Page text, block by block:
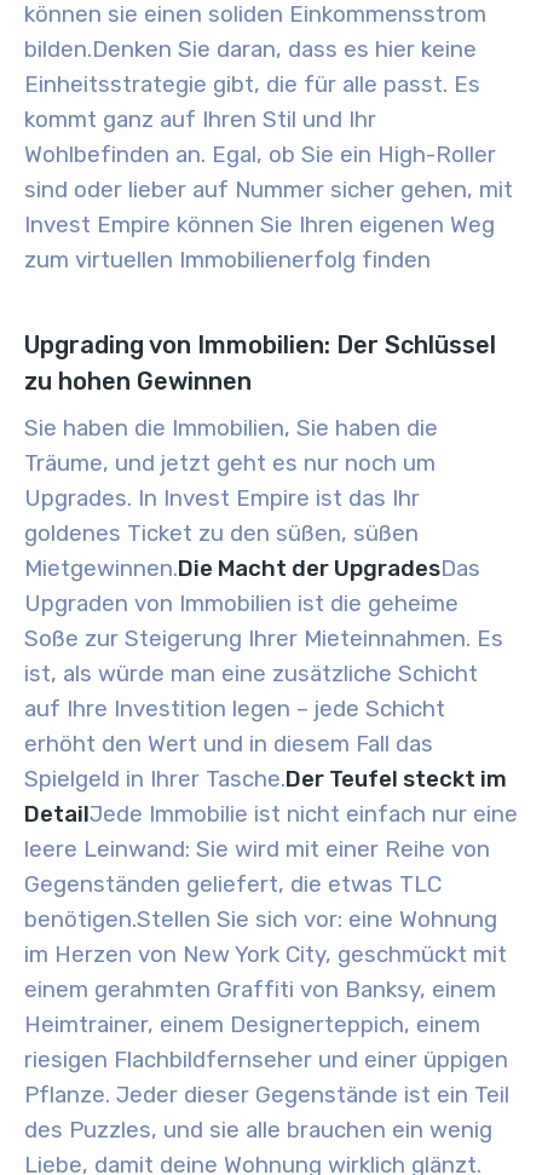
können sie einen soliden Einkommensstrom
bilden.Denken Sie daran, dass es hier keine
Einheitsstrategie gibt, die für alle passt. Es
kommt ganz auf Ihren Stil und Ihr
Wohlbefinden an. Egal, ob Sie ein High-Roller
sind oder lieber auf Nummer sicher gehen, mit
Invest Empire können Sie Ihren eigenen Weg
zum virtuellen Immobilienerfolg finden
Upgrading von Immobilien: Der Schlüssel
zu hohen Gewinnen
Sie haben die Immobilien, Sie haben die
Träume, und jetzt geht es nur noch um
Upgrades. In Invest Empire ist das Ihr
goldenes Ticket zu den süßen, süßen
Mietgewinnen.Die Macht der UpgradesDas
Upgraden von Immobilien ist die geheime
Soße zur Steigerung Ihrer Mieteinnahmen. Es
ist, als würde man eine zusätzliche Schicht
auf Ihre Investition legen – jede Schicht
erhöht den Wert und in diesem Fall das
Spielgeld in Ihrer Tasche.Der Teufel steckt im
DetailJede Immobilie ist nicht einfach nur eine
leere Leinwand: Sie wird mit einer Reihe von
Gegenständen geliefert, die etwas TLC
benötigen.Stellen Sie sich vor: eine Wohnung
im Herzen von New York City, geschmückt mit
einem gerahmten Graffiti von Banksy, einem
Heimtrainer, einem Designerteppich, einem
riesigen Flachbildfernseher und einer üppigen
Pflanze. Jeder dieser Gegenstände ist ein Teil
des Puzzles, und sie alle brauchen ein wenig
Liebe, damit deine Wohnung wirklich glänzt.